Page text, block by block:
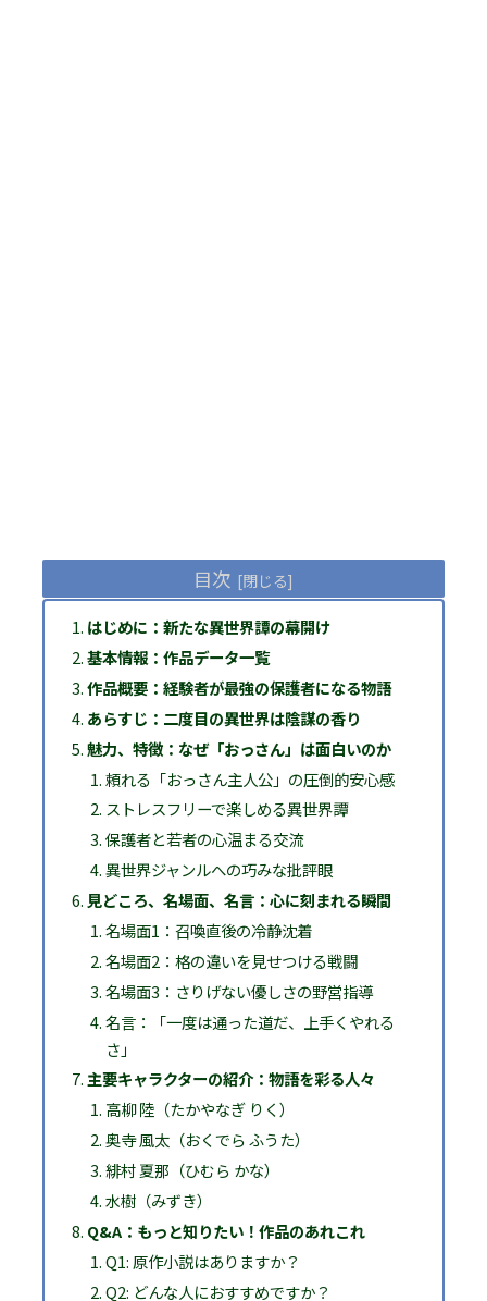
目次
はじめに：新たな異世界譚の幕開け
基本情報：作品データ一覧
作品概要：経験者が最強の保護者になる物語
あらすじ：二度目の異世界は陰謀の香り
魅力、特徴：なぜ「おっさん」は面白いのか
頼れる「おっさん主人公」の圧倒的安心感
ストレスフリーで楽しめる異世界譚
保護者と若者の心温まる交流
異世界ジャンルへの巧みな批評眼
見どころ、名場面、名言：心に刻まれる瞬間
名場面1：召喚直後の冷静沈着
名場面2：格の違いを見せつける戦闘
名場面3：さりげない優しさの野営指導
名言：「一度は通った道だ、上手くやれる
さ」
主要キャラクターの紹介：物語を彩る人々
高柳 陸（たかやなぎ りく）
奥寺 風太（おくでら ふうた）
緋村 夏那（ひむら かな）
水樹（みずき）
Q&A：もっと知りたい！作品のあれこれ
Q1: 原作小説はありますか？
Q2: どんな人におすすめですか？